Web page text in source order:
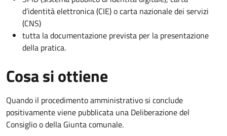
d’identità elettronica (CIE) o carta nazionale dei servizi
(CNS)
tutta la documentazione prevista per la presentazione
della pratica.
Cosa si ottiene
Quando il procedimento amministrativo si conclude
positivamente viene pubblicata una Deliberazione del
Consiglio o della Giunta comunale.